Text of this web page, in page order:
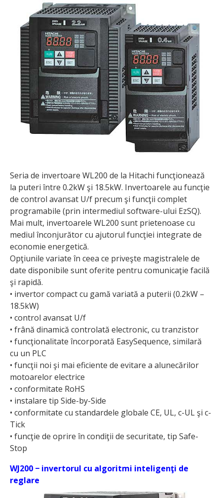
Seria de invertoare WL200 de la Hitachi funcţionează
la puteri între 0.2kW şi 18.5kW. Invertoarele au funcţie
de control avansat U/f precum şi funcţii complet
programabile (prin intermediul software-ului EzSQ).
Mai mult, invertoarele WL200 sunt prietenoase cu
mediul înconjurător cu ajutorul funcţiei integrate de
economie energetică.
Opţiunile variate în ceea ce priveşte magistralele de
date disponibile sunt oferite pentru comu­nicaţie facilă
şi rapidă.
• invertor compact cu gamă variată a puterii (0.2kW –
18.5kW)
• control avansat U/f
• frână dinamică controlată electronic, cu tranzistor
• funcţionalitate încorporată EasySequence, similară
cu un PLC
• funcţii noi şi mai eficiente de evitare a alunecărilor
motoarelor electrice
• conformitate RoHS
• instalare tip Side-by-Side
• conformitate cu standardele globale CE, UL, c-UL şi c-
Tick
• funcţie de oprire în condiţii de securitate, tip Safe-
Stop
WJ200 − invertorul cu algoritmi inteligenţi de
reglare